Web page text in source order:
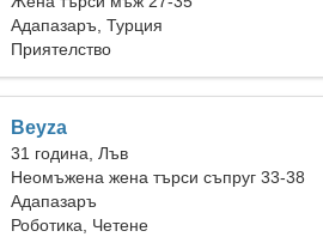
Адапазаръ, Турция
Приятелство
Beyza
31 година, Лъв
Неомъжена жена търси съпруг 33-38
Адапазаръ
Роботика, Четене